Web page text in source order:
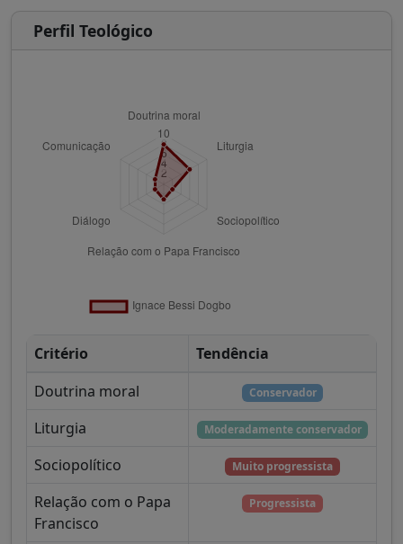
Perfil Teológico
Critério
Tendência
Doutrina moral
Conservador
Liturgia Moderadamente conservador
Sociopolítico Muito progressista
Relação com o Papa
Francisco
Progressista